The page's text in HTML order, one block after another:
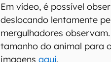
Em vídeo, é possível
deslocando lentamente
mergulhadores
tamanho do animal para
imagensaqui.